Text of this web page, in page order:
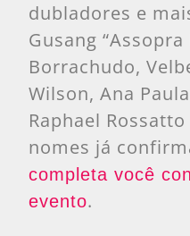
dubladores e
Gusang “Assopra
Borrachudo,
Wilson, Ana
Raphael
nomes já
completa você
evento.